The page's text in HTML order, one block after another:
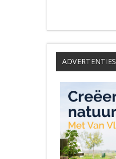
ADVERTENTIES